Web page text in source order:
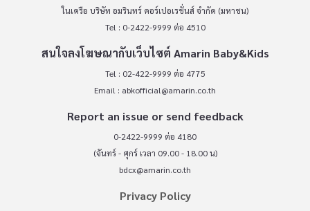
ในเครือ บริษัท อมรินทร์ คอร์เปอเรชั่นส์ จำกัด (มหาชน)
Tel : 0-2422-9999 ต่อ 4510
สนใจลงโฆษณากับเว็บไซต์ Amarin Baby&Kids
Tel : 02-422-9999 ต่อ 4775
Email : abkofficial@amarin.co.th
Report an issue or send feedback
0-2422-9999 ต่อ 4180
(จันทร์ - ศุกร์ เวลา 09.00 - 18.00 น)
bdcx@amarin.co.th
Privacy Policy